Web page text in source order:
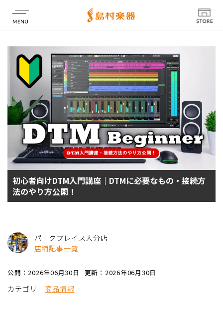
店舗情報
初心者向けDTM入門講座｜DTMに必要なもの・接続方
法のやり方公開！
パークプレイス大分店
店舗記事一覧
公開：2026年06月30日 更新：2026年06月30日
カテゴリ 商品情報